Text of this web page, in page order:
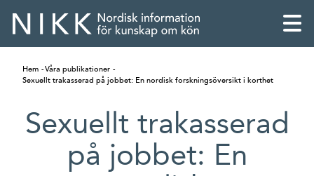
Hem Våra publikationer
Sexuellt trakasserad på jobbet: En nordisk forskningsöversikt i korthet
Sexuellt trakasserad
på jobbet: En